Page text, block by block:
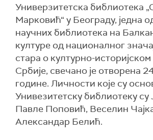
Универзитетска библиотека
Марковић“ у Београду, једна
научних библиотека на
културе од националног
стара о културно-
Србије, свечано је отворена
године. Личности које су
Унивезитетску библиотеку су
Павле Поповић, Веселин
Александар Белић.